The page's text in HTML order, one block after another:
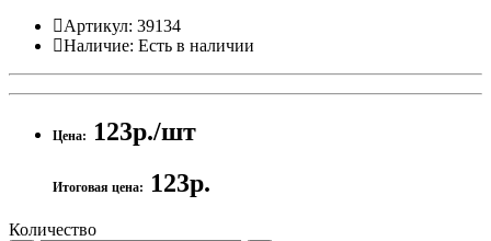
Артикул: 39134
Наличие: Есть в наличии
Цена: 123р./шт
Итоговая цена: 123р.
Количество